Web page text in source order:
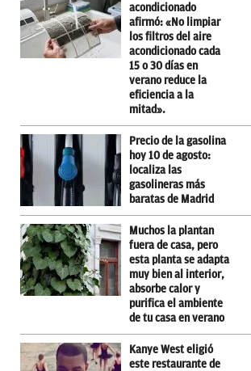
acondicionado
afirmó: «No limpiar
los filtros del aire
acondicionado cada
15 o 30 días en
verano reduce la
eficiencia a la
mitad».
Precio de la gasolina
hoy 10 de agosto:
localiza las
gasolineras más
baratas de Madrid
Muchos la plantan
fuera de casa, pero
esta planta se adapta
muy bien al interior,
absorbe calor y
purifica el ambiente
de tu casa en verano
Kanye West eligió
este restaurante de